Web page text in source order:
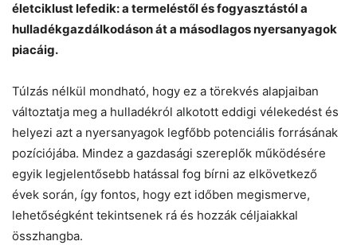
életciklust lefedik: a termeléstől és fogyasztástól a
hulladékgazdálkodáson át a másodlagos nyersanyagok
piacáig.
Túlzás nélkül mondható, hogy ez a törekvés alapjaiban
változtatja meg a hulladékról alkotott eddigi vélekedést és
helyezi azt a nyersanyagok legfőbb potenciális forrásának
pozíciójába. Mindez a gazdasági szereplők működésére
egyik legjelentősebb hatással fog bírni az elkövetkező
évek során, így fontos, hogy ezt időben megismerve,
lehetőségként tekintsenek rá és hozzák céljaiakkal
összhangba.
Chat Mr wAIste Close
Helló! Miben segíthetek ma?